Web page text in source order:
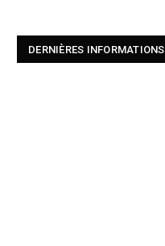
DERNIÈRES INFORMATIONS